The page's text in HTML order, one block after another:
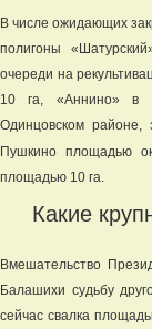
В числе ожидающих
полигоны
очереди на
10 га, «Аннино» в
Одинцовском
Пушкино площадью
площадью 10 га.
Какие
Вмешательство
Балашихи судьбу
сейчас свалка